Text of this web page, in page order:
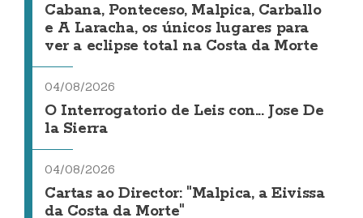
Cabana, Ponteceso, Malpica, Carballo
e A Laracha, os únicos lugares para
ver a eclipse total na Costa da Morte
04/08/2026
O Interrogatorio de Leis con... Jose De
la Sierra
04/08/2026
Cartas ao Director: "Malpica, a Eivissa
da Costa da Morte"